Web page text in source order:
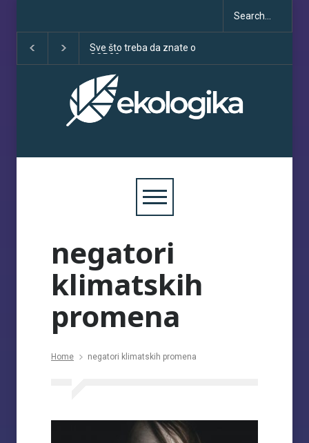
Sve što treba da znate o
COP30
negatori
klimatskih
promena
Home negatori klimatskih promena